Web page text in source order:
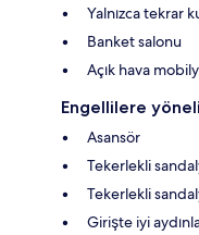
Yalnızca tekrar
Banket salonu
Açık hava
Engellilere
Asansör
Tekerlekli
Tekerlekli
Girişte iyi